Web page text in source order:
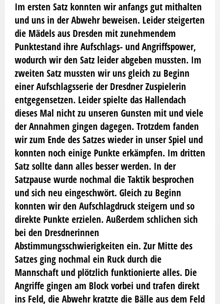
Im ersten Satz konnten wir anfangs gut mithalten
und uns in der Abwehr beweisen. Leider steigerten
die Mädels aus Dresden mit zunehmendem
Punktestand ihre Aufschlags- und Angriffspower,
wodurch wir den Satz leider abgeben mussten. Im
zweiten Satz mussten wir uns gleich zu Beginn
einer Aufschlagsserie der Dresdner Zuspielerin
entgegensetzen. Leider spielte das Hallendach
dieses Mal nicht zu unseren Gunsten mit und viele
der Annahmen gingen dagegen. Trotzdem fanden
wir zum Ende des Satzes wieder in unser Spiel und
konnten noch einige Punkte erkämpfen. Im dritten
Satz sollte dann alles besser werden. In der
Satzpause wurde nochmal die Taktik besprochen
und sich neu eingeschwört. Gleich zu Beginn
konnten wir den Aufschlagdruck steigern und so
direkte Punkte erzielen. Außerdem schlichen sich
bei den Dresdnerinnen
Abstimmungsschwierigkeiten ein. Zur Mitte des
Satzes ging nochmal ein Ruck durch die
Mannschaft und plötzlich funktionierte alles. Die
Angriffe gingen am Block vorbei und trafen direkt
ins Feld, die Abwehr kratzte die Bälle aus dem Feld